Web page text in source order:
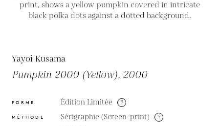
Yayoi Kusama
Pumpkin 2000 (Yellow), 2000
FORME Édition Limitée ?
MÉTHODE Sérigraphie (Screen-print) ?